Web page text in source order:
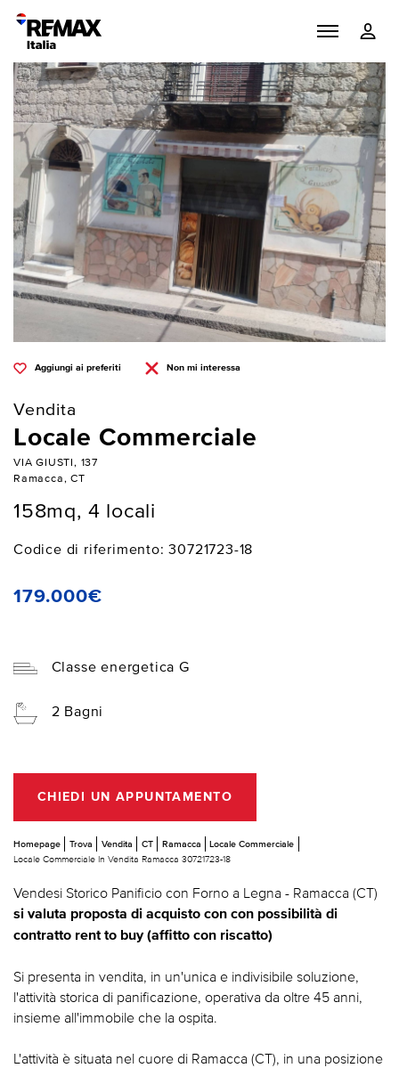
Aggiungi ai preferiti Non mi interessa
Vendita
Locale Commerciale
VIA GIUSTI, 137
Ramacca, CT
158mq, 4 locali
Codice di riferimento: 30721723-18
179.000€
Classe energetica G
2 Bagni
CHIEDI UN APPUNTAMENTO
Homepage Trova Vendita CT Ramacca
Locale Commerciale
Locale Commerciale In Vendita Ramacca 30721723-18
Vendesi Storico Panificio con Forno a Legna - Ramacca (CT)
si valuta proposta di acquisto con con possibilità di
contratto rent to buy (affitto con riscatto)
Si presenta in vendita, in un'unica e indivisibile soluzione,
l'attività storica di panificazione, operativa da oltre 45 anni,
insieme all'immobile che la ospita.
L'attività è situata nel cuore di Ramacca (CT), in una posizione